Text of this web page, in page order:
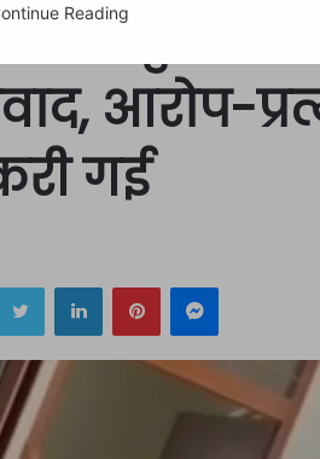
और
आरोप-
गई
Twitter LinkedInPinterestMessenger
Reading